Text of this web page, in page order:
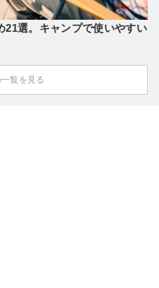
21選。キャンプで使いやすい
覧を見る